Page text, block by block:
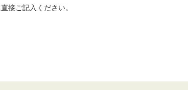
接ご記入ください。